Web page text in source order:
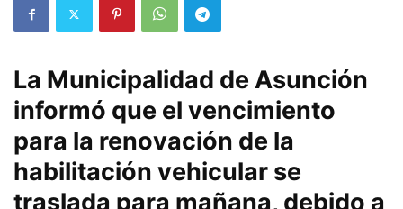
La Municipalidad de Asunción
informó que el vencimiento
para la renovación de la
habilitación vehicular se
traslada para mañana, debido a